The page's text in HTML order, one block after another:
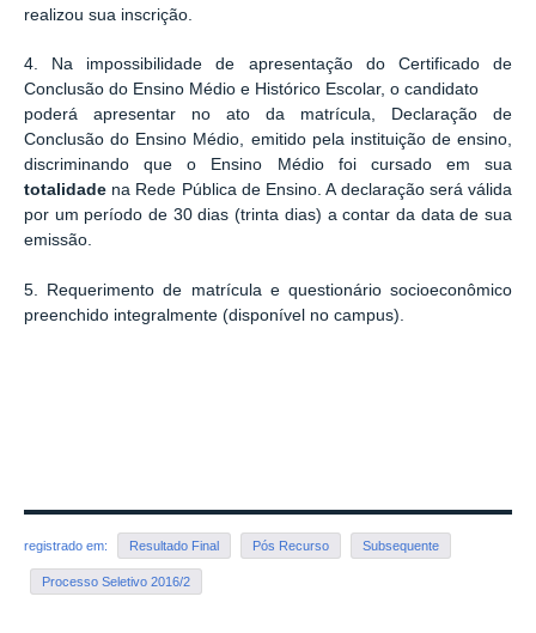
realizou sua inscrição.
4. Na impossibilidade de apresentação do Certificado de
Conclusão do Ensino Médio e Histórico Escolar, o candidato
poderá apresentar no ato da matrícula, Declaração de
Conclusão do Ensino Médio, emitido pela instituição de ensino,
discriminando que o Ensino Médio foi cursado em sua
totalidade na Rede Pública de Ensino. A declaração será válida
por um período de 30 dias (trinta dias) a contar da data de sua
emissão.
5. Requerimento de matrícula e questionário socioeconômico
preenchido integralmente (disponível no campus).
registrado em: Resultado Final Pós Recurso Subsequente
Processo Seletivo 2016/2